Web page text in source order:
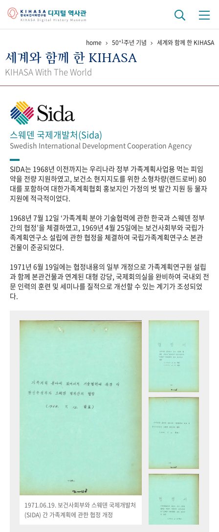
걸어온 길 기관 변천사 역대 기관장
정책과 연구 키워드로 보는 연구 역사
간행물 변천사
기록물 아카이브
사진 아카이브 문서 기록물 행정박물 영상 기록물
성과 50선 숫자로 보는 50년 50+1주년 광장
세계와 함께 한 KIHASA
VR 역사관
home 50+1주년 기념 세계와 함께 한 KIHASA
세계와 함께 한 KIHASA
KIHASA With The World
스웨덴 국제개발처(Sida)
Swedish International Development Cooperation Agency
SIDA는 1968년 이전까지는 우리나라 정부 가족계획사업용 먹는 피임
약을 전량 지원하였고, 보건소 현지지도를 위한 소형차량(랜드로버) 80
대를 포함하여 대한가족계획협회 홍보지인 가정의 벗 발간 지원 등 물자
지원에 적극적이었다.
1968년 7월 12일 ‘가족계획 분야 기술협력에 관한 한국과 스웨덴 정부
간의 협정’을 체결하였고, 1969년 4월 25일에는 보건사회부와 국립가
족계획연구소 설립에 관한 협정을 체결하여 국립가족계획연구소 본관
건물이 준공되었다.
1971년 6월 19일에는 협정내용의 일부 개정으로 가족계획연구원 설립
과 함께 본관건물과 연계된 대형 강당, 국제회의실을 완비하여 국내외 전
문 인력의 훈련 및 세미나를 질적으로 개선할 수 있는 계기가 조성되었
다.
1971.06.19. 보건사회부와 스웨덴 국제개발처
(SIDA) 간 가족계획에 관한 협정 개정